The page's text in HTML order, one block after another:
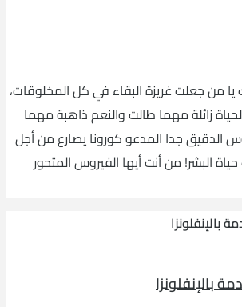
يا من جعلت غريزة البقاء في كل المخلوقات،
زائلة مهما طالت والنعم ذاهبة مهما
الدقيق جدا المدعو كورونا يصارع من أجل
البشر! من أنت أيها الفيروس المتحور
بالإنفلونزا